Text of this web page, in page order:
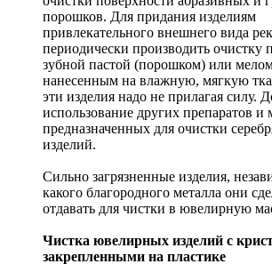
порошков. Для придания изделиям
привлекательного внешнего вида
периодически производить очистку
зубной пастой (порошком) или
нанесенным на влажную, мягкую
эти изделия надо не прилагая силу.
использование других препаратов и
предназначенных для очистки
изделий.
Сильно загрязненные изделия,
какого благородного металла они
отдавать для чистки в ювелирную
Чистка ювелирных изделий с
закрепленными на пластике